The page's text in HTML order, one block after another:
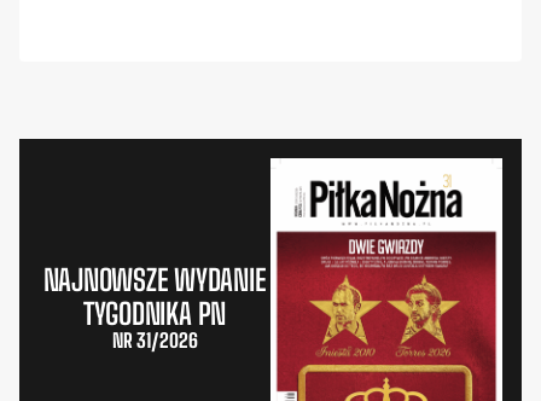
NAJNOWSZE WYDANIE
TYGODNIKA PN
NR 31/2026